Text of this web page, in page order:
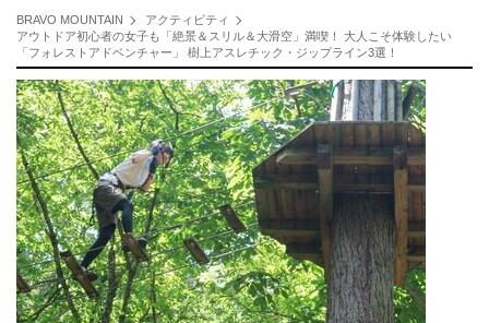
BRAVO MOUNTAIN
アクティビティ
アウトドア初心者の女子も「絶景＆スリル＆大滑空」満喫！ 大人こそ体験したい
「フォレストアドベンチャー」 樹上アスレチック・ジップライン3選！